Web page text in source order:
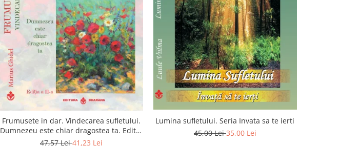
Frumusete in dar. Vindecarea sufletului.
Dumnezeu este chiar dragostea ta. Editia
a 2-a
47,57 Lei41,23 Lei
Lumina sufletului. Seria Invata sa te ierti
45,00 Lei35,00 Lei